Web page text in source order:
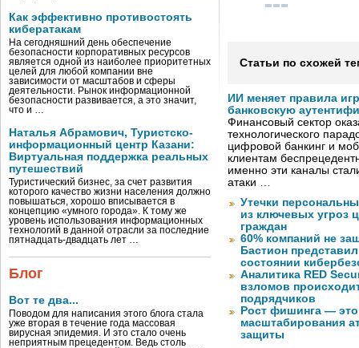
Как эффективно противостоять
кибератакам
На сегодняшний день обеспечение
безопасности корпоративных ресурсов
является одной из наиболее приоритетных
целей для любой компании вне
зависимости от масштабов и сферы
деятельности. Рынок информационной
безопасности развивается, а это значит,
что и …
Наталья Абрамович, Туристско-
информационный центр Казани:
Виртуальная поддержка реальных
путешествий
Туристический бизнес, за счет развития
которого качество жизни населения должно
повышаться, хорошо вписывается в
концепцию «умного города». К тому же
уровень использования информационных
технологий в данной отрасли за последние
пятнадцать-двадцать лет …
Блог
Вот те два...
Поводом для написания этого блога стала
уже вторая в течение года массовая
вирусная эпидемия. И это стало очень
неприятным прецедентом. Ведь столь
Статьи по схожей
ИИ меняет правила
банковскую
Финансовый сектор
технологического
цифровой банкинг и
клиентам
именно эти каналы
атаки …
Утечки
из ключевых угроз
граждан
60% компаний не
Бастион
состоянии
Аналитика RED
взломов
подрядчиков
Рост фишинга —
масштабирования
защиты